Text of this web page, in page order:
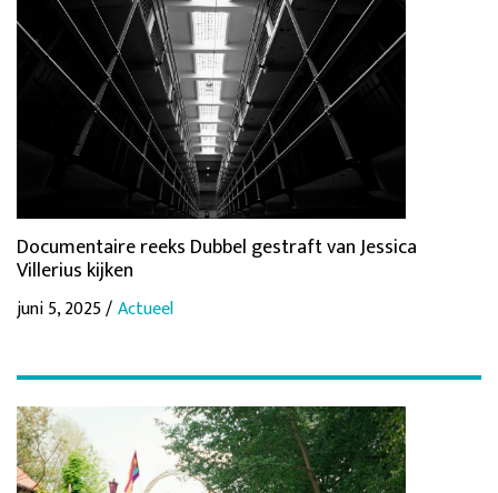
Documentaire reeks Dubbel gestraft van Jessica
Villerius kijken
juni 5, 2025 /Actueel